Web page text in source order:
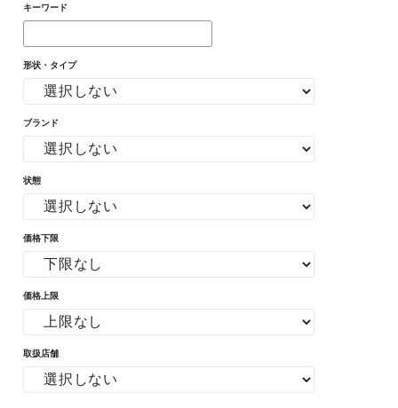
キーワード
形状・タイプ
ブランド
状態
価格下限
価格上限
取扱店舗